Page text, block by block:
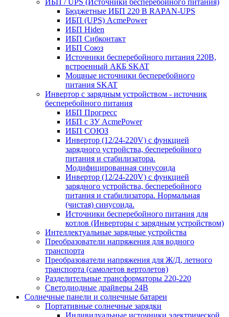
ИБП / UPS (Источники бесперебойного питания)
Бюджетные ИБП 220 В RAPAN-UPS
ИБП (UPS) AcmePower
ИБП Hiden
ИБП Сибконтакт
ИБП Союз
Источники бесперебойного питания 220В,
встроенный АКБ SKAT
Мощные источники бесперебойного
питания SKAT
Инвертор с зарядным устройством - источник
бесперебойного питания
ИБП Прогресс
ИБП с ЗУ AcmePower
ИБП СОЮЗ
Инвертор (12/24-220V) с функцией
зарядного устройства, бесперебойного
питания и стабилизатора.
Модифицированная синусоида
Инвертор (12/24-220V) с функцией
зарядного устройства, бесперебойного
питания и стабилизатора. Нормальная
(чистая) синусоида.
Источники бесперебойного питания для
котлов (Инверторы с зарядным устройством)
Интеллектуальные зарядные устройства
Преобразователи напряжения для водного
транспорта
Преобразователи напряжения для Ж/Д, летного
транспорта (самолетов вертолетов)
Разделительные трансформаторы 220-220
Светодиодные драйверы 24В
Солнечные панели и солнечные батареи
Портативные солнечные зарядки
Индивидуальные источники электрической